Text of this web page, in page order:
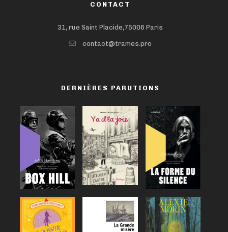
CONTACT
31, rue Saint Placide,75006 Paris
contact@trames.pro
DERNIÈRES PARUTIONS